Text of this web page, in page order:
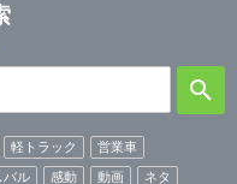
軽トラック
営業車
バル 感動 動画
ネタ